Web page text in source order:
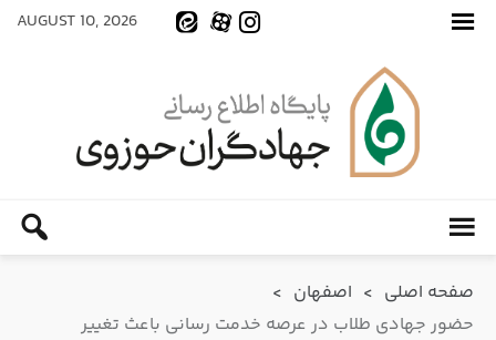
AUGUST 10, 2026
صفحه اصلی > اصفهان >
حضور جهادی طلاب در عرصه خدمت رسانی باعث تغییر